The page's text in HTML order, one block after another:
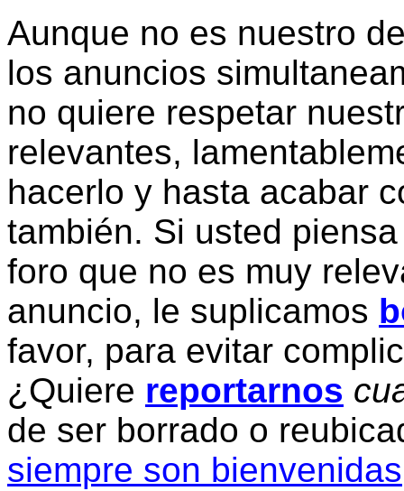
Aunque no es nuestro
los anuncios
no quiere respetar
relevantes,
hacerlo y hasta acabar
también. Si usted
foro que no es muy
anuncio, le suplicamos
favor, para evitar
¿Quiere reportarnos
de ser borrado o
siempre son bienvenidas